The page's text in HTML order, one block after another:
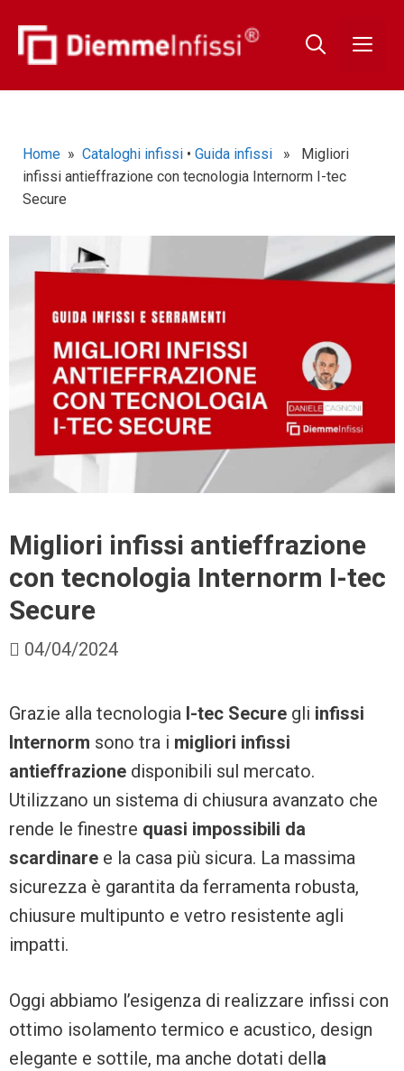
Home » Cataloghi infissi • Guida infissi » Migliori
infissi antieffrazione con tecnologia Internorm I-tec
Secure
Migliori infissi antieffrazione
con tecnologia Internorm I-tec
Secure
04/04/2024
Grazie alla tecnologia I-tec Secure gli infissi
Internorm sono tra i migliori infissi
antieffrazione disponibili sul mercato.
Utilizzano un sistema di chiusura avanzato che
rende le finestre quasi impossibili da
scardinare e la casa più sicura. La massima
sicurezza è garantita da ferramenta robusta,
chiusure multipunto e vetro resistente agli
impatti.
Oggi abbiamo l’esigenza di realizzare infissi con
ottimo isolamento termico e acustico, design
elegante e sottile, ma anche dotati della